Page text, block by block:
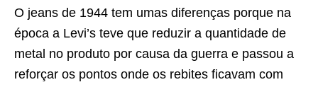
O jeans de 1944 tem umas diferenças porque na
época a Levi’s teve que reduzir a quantidade de
metal no produto por causa da guerra e passou a
reforçar os pontos onde os rebites ficavam com